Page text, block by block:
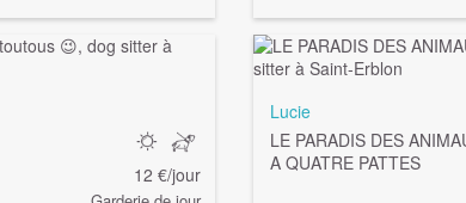
12 €/jour
Lucie
LE PARADIS DES
A QUATRE PATTES